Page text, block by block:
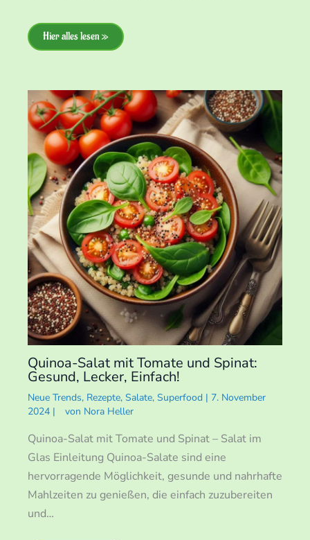
Hier alles lesen »
Quinoa-Salat mit Tomate und Spinat:
Gesund, Lecker, Einfach!
Neue Trends, Rezepte, Salate, Superfood | 7. November
2024 | von Nora Heller
Quinoa-Salat mit Tomate und Spinat – Salat im
Glas Einleitung Quinoa-Salate sind eine
hervorragende Möglichkeit, gesunde und nahrhafte
Mahlzeiten zu genießen, die einfach zuzubereiten
und…